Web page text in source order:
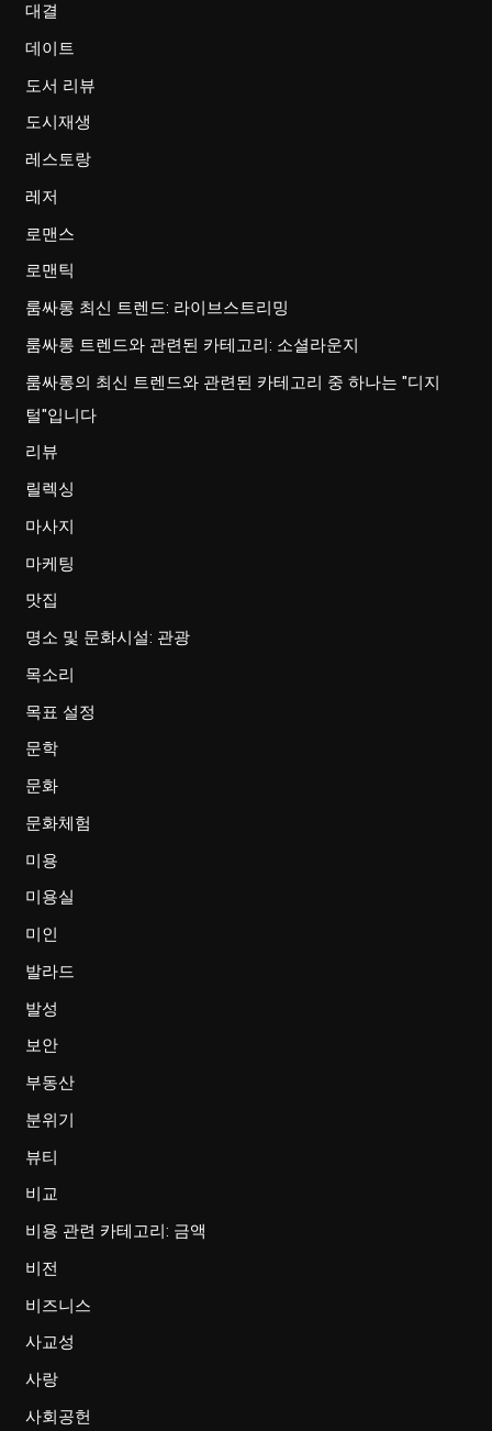
대결
데이트
도서 리뷰
도시재생
레스토랑
레저
로맨스
로맨틱
룸싸롱 최신 트렌드: 라이브스트리밍
룸싸롱 트렌드와 관련된 카테고리: 소셜라운지
룸싸롱의 최신 트렌드와 관련된 카테고리 중 하나는 "디지
털"입니다
리뷰
릴렉싱
마사지
마케팅
맛집
명소 및 문화시설: 관광
목소리
목표 설정
문학
문화
문화체험
미용
미용실
미인
발라드
발성
보안
부동산
분위기
뷰티
비교
비용 관련 카테고리: 금액
비전
비즈니스
사교성
사랑
사회공헌